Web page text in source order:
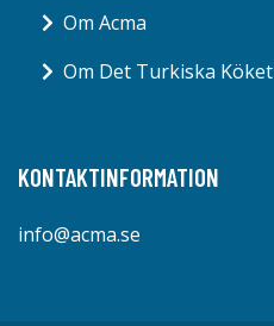
Om Acma
Om Det Turkiska Köket
KONTAKTINFORMATION
info@acma.se